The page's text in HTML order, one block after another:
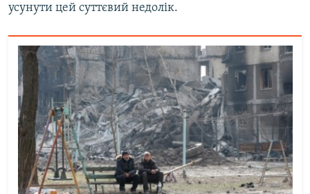
усунути цей суттєвий недолік.